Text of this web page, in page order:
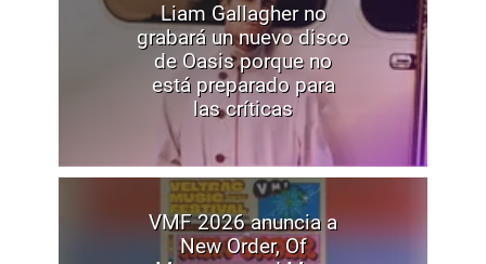
Liam Gallagher no
grabará un nuevo disco
de Oasis porque no
está preparado para
las críticas
VMF 2026 anuncia a
New Order, Of